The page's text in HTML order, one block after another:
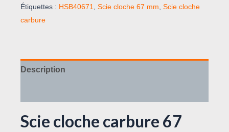
Étiquettes : HSB40671, Scie cloche 67 mm, Scie cloche
carbure
Description
Scie cloche carbure 67